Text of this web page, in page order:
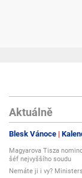
Aktuálně
Blesk Vánoce
Magyarova Tisza
šéf nejvyššího soudu
Nemáte ji i vy?